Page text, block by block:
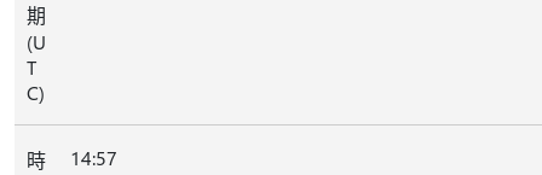
期
(U
T
C)
時
14:57